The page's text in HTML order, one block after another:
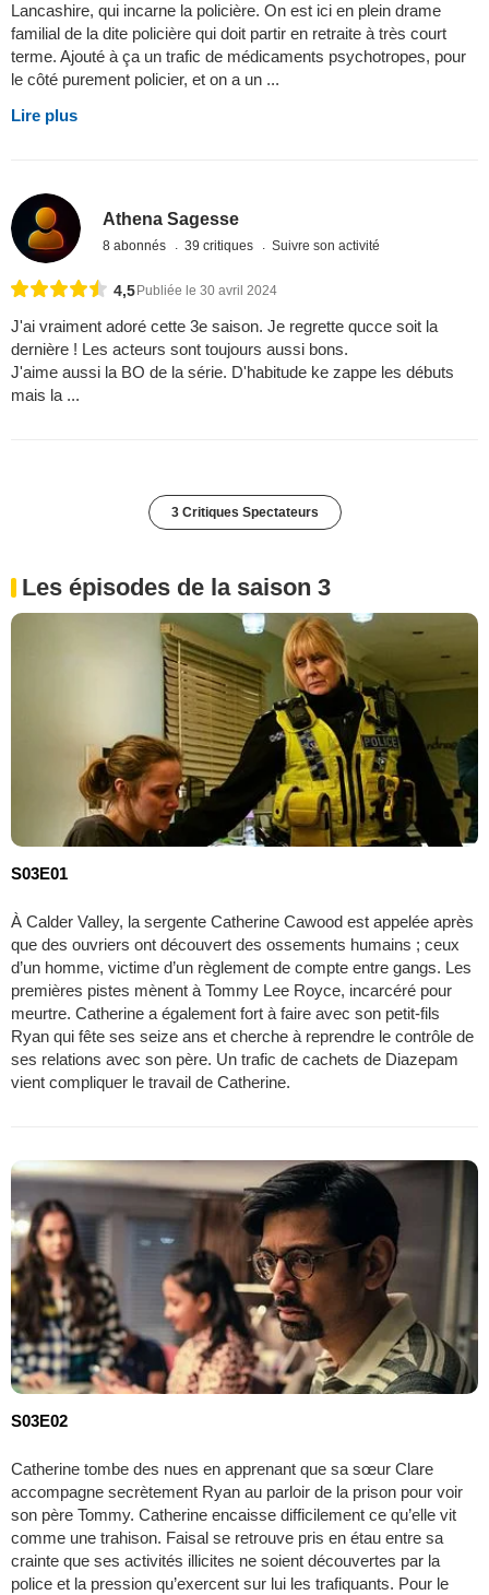
Lancashire, qui incarne la policière. On est ici en plein drame
familial de la dite policière qui doit partir en retraite à très court
terme. Ajouté à ça un trafic de médicaments psychotropes, pour
le côté purement policier, et on a un ...
Lire plus
Athena Sagesse
8 abonnés 39 critiques Suivre son activité
4,5 Publiée le 30 avril 2024
J'ai vraiment adoré cette 3e saison. Je regrette qucce soit la
dernière ! Les acteurs sont toujours aussi bons.
J'aime aussi la BO de la série. D'habitude ke zappe les débuts
mais la ...
3 Critiques Spectateurs
Les épisodes de la saison 3
S03E01
À Calder Valley, la sergente Catherine Cawood est appelée après
que des ouvriers ont découvert des ossements humains ; ceux
d’un homme, victime d’un règlement de compte entre gangs. Les
premières pistes mènent à Tommy Lee Royce, incarcéré pour
meurtre. Catherine a également fort à faire avec son petit-fils
Ryan qui fête ses seize ans et cherche à reprendre le contrôle de
ses relations avec son père. Un trafic de cachets de Diazepam
vient compliquer le travail de Catherine.
S03E02
Catherine tombe des nues en apprenant que sa sœur Clare
accompagne secrètement Ryan au parloir de la prison pour voir
son père Tommy. Catherine encaisse difficilement ce qu’elle vit
comme une trahison. Faisal se retrouve pris en étau entre sa
crainte que ses activités illicites ne soient découvertes par la
police et la pression qu’exercent sur lui les trafiquants. Pour le